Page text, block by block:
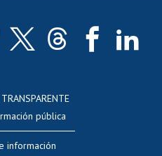
docente
pública
información